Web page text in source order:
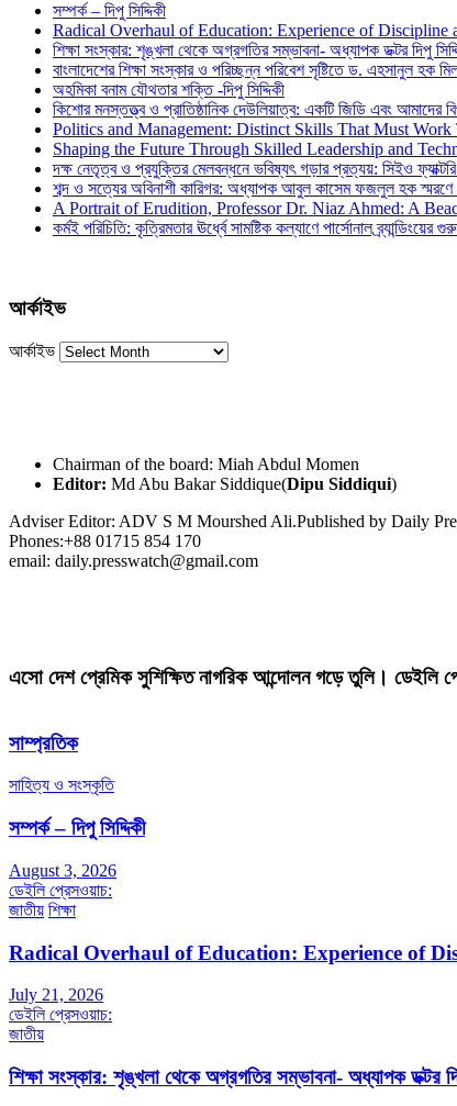
সম্পর্ক – দিপু সিদ্দিকী
Radical Overhaul of Education: Experience of
শিক্ষা সংস্কার: শৃঙ্খলা থেকে অগ্রগতির সম্ভাবনা- অধ্যাপক ডক্টর দিপু
বাংলাদেশের শিক্ষা সংস্কার ও পরিচ্ছন্ন পরিবেশ সৃষ্টিতে ড. এহসানুল হক
অহমিকা বনাম যৌথতার শক্তি -দিপু সিদ্দিকী
কিশোর মনস্তত্ত্ব ও প্রাতিষ্ঠানিক দেউলিয়াত্ব: একটি জিডি এবং আমাদের
Politics and Management: Distinct Skills That Must
Shaping the Future Through Skilled Leadership and
দক্ষ নেতৃত্ব ও প্রযুক্তির মেলবন্ধনে ভবিষ্যৎ গড়ার প্রত্যয়: সিইও ফ্যাক্টরি
শব্দ ও সত্যের অবিনাশী কারিগর: অধ্যাপক আবুল কাসেম ফজলুল হক স্মরণে –
A Portrait of Erudition, Professor Dr. Niaz Ahmed: A
কর্মই পরিচিতি: কৃত্রিমতার ঊর্ধ্বে সামষ্টিক কল্যাণে পার্সোনাল ব্র্যান্ডিংয়ের
আর্কাইভ
আর্কাইভ
Chairman of the board: Miah Abdul Momen
Editor: Md Abu Bakar Siddique(Dipu Siddiqui)
Adviser Editor: ADV S M Mourshed Ali.Published by Daily
Phones:+88 01715 854 170
email: daily.presswatch@gmail.com
এসো দেশ প্রেমিক সুশিক্ষিত নাগরিক আন্দোলন গড়ে তুলি। ডেইলি
সাম্প্রতিক
সাহিত্য ও সংস্কৃতি
সম্পর্ক – দিপু সিদ্দিকী
August 3, 2026
ডেইলি প্রেসওয়াচ:
জাতীয় শিক্ষা
Radical Overhaul of Education: Experience of
July 21, 2026
ডেইলি প্রেসওয়াচ:
জাতীয়
শিক্ষা সংস্কার: শৃঙ্খলা থেকে অগ্রগতির সম্ভাবনা- অধ্যাপক ডক্টর